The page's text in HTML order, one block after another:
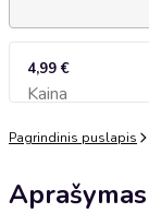
4,99 €
Kaina
Pagrindinis puslapis
Aprašymas